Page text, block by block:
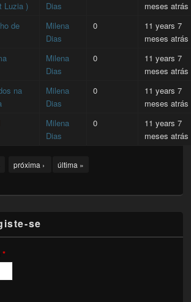
Luzia )
Dias
meses atrás
de
Milena
Dias
0
11 years 7
meses atrás
Milena
Dias
0
11 years 7
meses atrás
na
Milena
Dias
0
11 years 7
meses atrás
Milena
Dias
0
11 years 7
meses atrás
próxima › última »
se
*